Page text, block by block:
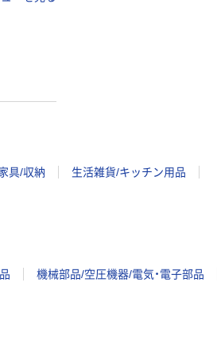
具/収納 生活雑貨/キッチン用品
機械部品/空圧機器/電気・電子部品